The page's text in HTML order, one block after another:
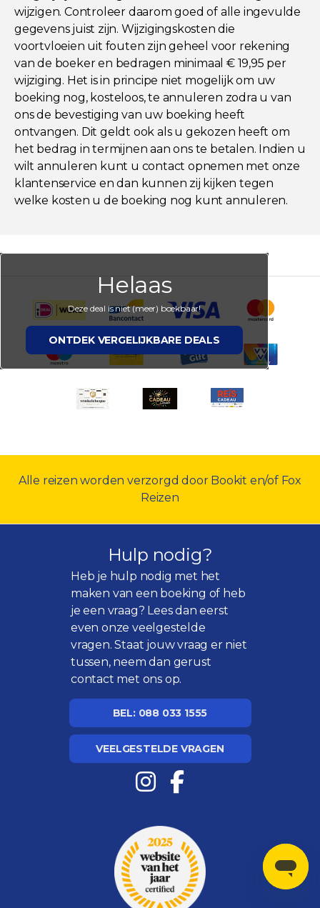
wijzigen. Controleer daarom goed of alle ingevulde
gegevens juist zijn. Wijzigingskosten die
voortvloeien uit fouten zijn geheel voor rekening
van de boeker en bedragen minimaal € 19,95 per
wijziging. Het is in principe niet mogelijk om uw
boeking nog, kosteloos, te annuleren zodra u van
ons de bevestiging van uw boeking heeft
ontvangen. Dit geldt ook als u gekozen heeft om
het bedrag in termijnen aan ons te betalen. Indien u
wilt annuleren kunt u contact opnemen met onze
klantenservice en dan kunnen zij kijken tegen
welke kosten u de boeking nog kunt annuleren.
Helaas
Deze deal is niet (meer) boekbaar!
ONTDEK VERGELIJKBARE DEALS
Alle reizen worden verzorgd door Bookit en/of Fox
Reizen
Hulp nodig?
Heb je hulp nodig met het
maken van een boeking of heb
je een vraag? Lees dan eerst
even onzeveelgestelde
vragen. Staat jouw vraag er niet
tussen, neem dan gerust
contact met ons op.
BEL: 088 033 1555
VEELGESTELDE VRAGEN